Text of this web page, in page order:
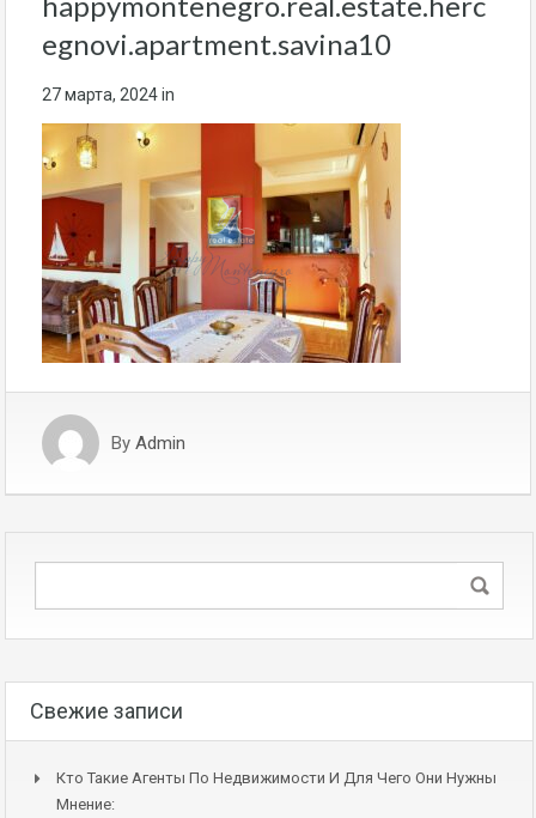
egnovi.apartment.savina10
27 марта, 2024in
By Admin
Свежие записи
Кто Такие Агенты По Недвижимости И Для Чего Они Нужны
Мнение: